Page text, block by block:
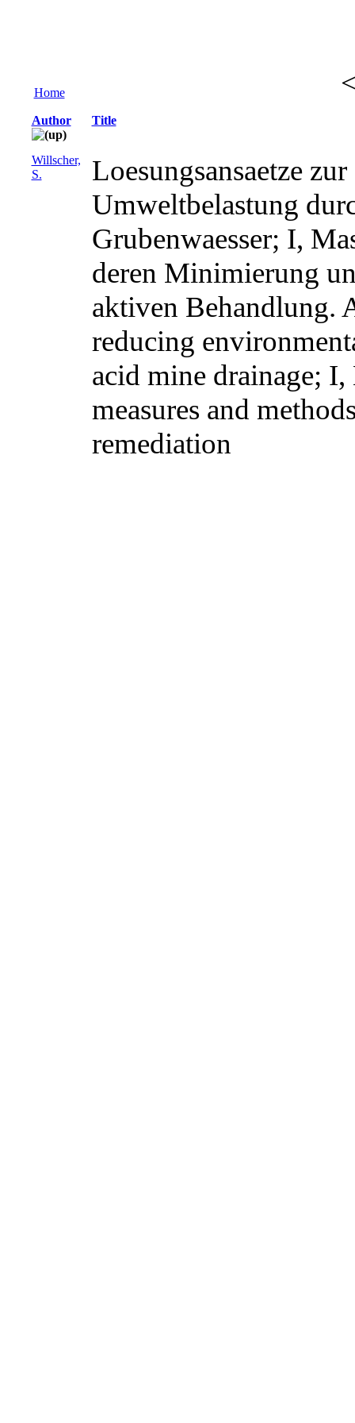
Home
Author Title
Willscher,
S.
Loesungsansaetze
Umweltbelastung
Grubenwaesser; I,
deren Minimierung
aktiven Behandlung.
reducing
acid mine drainage;
measures and
remediation